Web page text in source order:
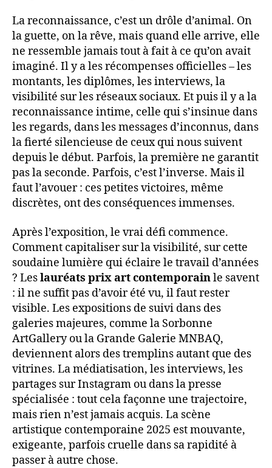
La reconnaissance, c’est un drôle d’animal. On
la guette, on la rêve, mais quand elle arrive, elle
ne ressemble jamais tout à fait à ce qu’on avait
imaginé. Il y a les récompenses officielles – les
montants, les diplômes, les interviews, la
visibilité sur les réseaux sociaux. Et puis il y a la
reconnaissance intime, celle qui s’insinue dans
les regards, dans les messages d’inconnus, dans
la fierté silencieuse de ceux qui nous suivent
depuis le début. Parfois, la première ne garantit
pas la seconde. Parfois, c’est l’inverse. Mais il
faut l’avouer : ces petites victoires, même
discrètes, ont des conséquences immenses.
Après l’exposition, le vrai défi commence.
Comment capitaliser sur la visibilité, sur cette
soudaine lumière qui éclaire le travail d’années
? Leslauréats prix art contemporainle savent
: il ne suffit pas d’avoir été vu, il faut rester
visible. Les expositions de suivi dans des
galeries majeures, comme la Sorbonne
ArtGallery ou la Grande Galerie MNBAQ,
deviennent alors des tremplins autant que des
vitrines. La médiatisation, les interviews, les
partages sur Instagram ou dans la presse
spécialisée : tout cela façonne une trajectoire,
mais rien n’est jamais acquis. La scène
artistique contemporaine 2025 est mouvante,
exigeante, parfois cruelle dans sa rapidité à
passer à autre chose.